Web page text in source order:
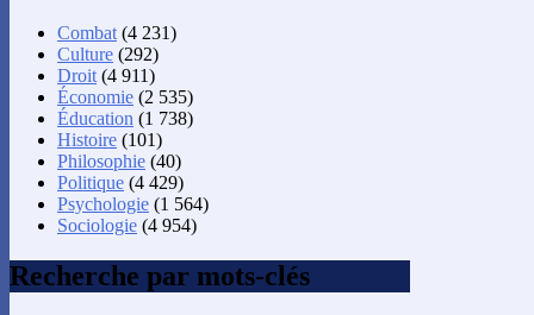
Combat (4 231)
Culture (292)
Droit (4 911)
Économie (2 535)
Éducation (1 738)
Histoire (101)
Philosophie (40)
Politique (4 429)
Psychologie (1 564)
Sociologie (4 954)
Recherche par mots-clés